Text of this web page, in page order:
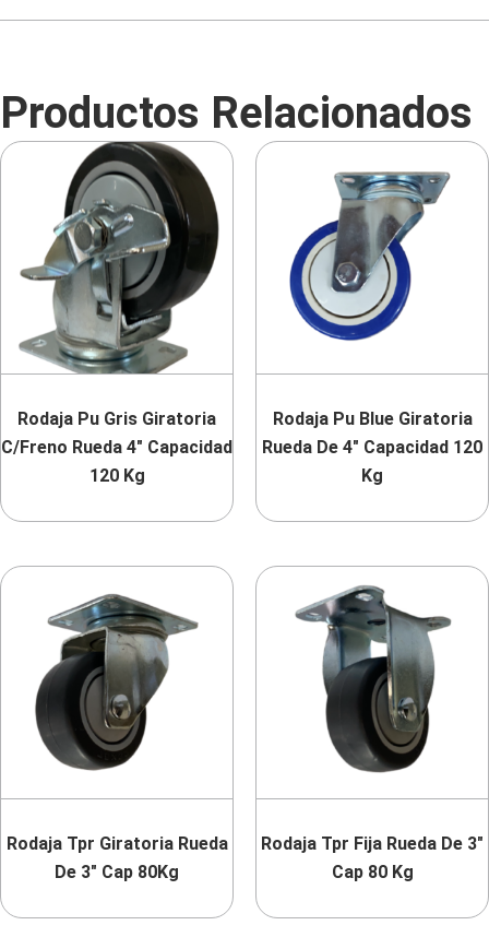
Productos Relacionados
Rodaja Pu Gris Giratoria
C/Freno Rueda 4″ Capacidad
120 Kg
Rodaja Pu Blue Giratoria
Rueda De 4″ Capacidad 120
Kg
Rodaja Tpr Giratoria Rueda
De 3″ Cap 80Kg
Rodaja Tpr Fija Rueda De 3″
Cap 80 Kg